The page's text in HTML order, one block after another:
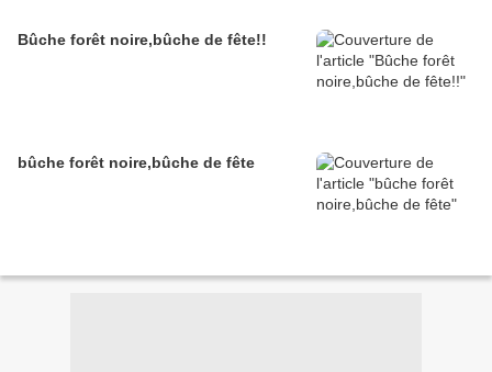
Bûche forêt noire,bûche de fête!!
bûche forêt noire,bûche de fête